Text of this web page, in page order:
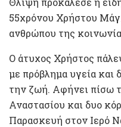
55χρόνου Χρήστου
ανθρώπου της
Ο άτυχος Χρήστος
με πρόβλημα υγεία
την ζωή. Αφήνει πίσω
Αναστασίου και δυο
Παρασκευή στον Ιερό